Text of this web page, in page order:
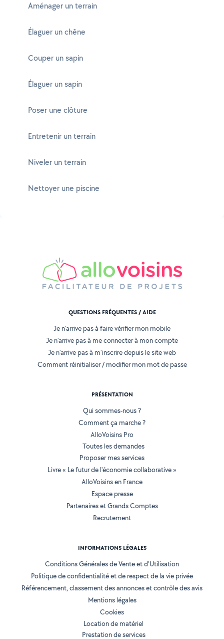
Aménager un terrain
Élaguer un chêne
Couper un sapin
Élaguer un sapin
Poser une clôture
Entretenir un terrain
Niveler un terrain
Nettoyer une piscine
QUESTIONS FRÉQUENTES / AIDE
Je n'arrive pas à faire vérifier mon mobile
Je n'arrive pas à me connecter à mon compte
Je n'arrive pas à m'inscrire depuis le site web
Comment réinitialiser / modifier mon mot de passe
PRÉSENTATION
Qui sommes-nous ?
Comment ça marche ?
AlloVoisins Pro
Toutes les demandes
Proposer mes services
Livre « Le futur de l'économie collaborative »
AlloVoisins en France
Espace presse
Partenaires et Grands Comptes
Recrutement
INFORMATIONS LÉGALES
Conditions Générales de Vente et d'Utilisation
Politique de confidentialité et de respect de la vie privée
Référencement, classement des annonces et contrôle des avis
Mentions légales
Cookies
Location de matériel
Prestation de services